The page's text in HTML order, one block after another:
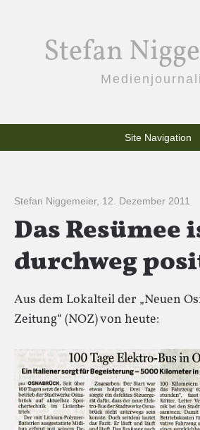
Stefan
Site Navigation
Stefan Niggemeier, 12. Dezember 2011
Das Resümee
durchweg
Aus dem Lokalteil der „Neuen
Zeitung“ (NOZ) von heute: